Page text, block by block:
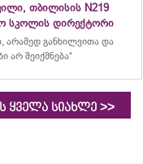
თბილისის N219
სკოლის დირექტორი
არამედ განხილვითა და
შეიქმნება“
ყველა სიახლე >>